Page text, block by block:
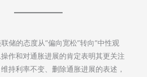
储的态度从“偏向宽松”转向“中性观
作和对通胀进展的肯定表明其更关注
持利率不变、删除通胀进展的表述，